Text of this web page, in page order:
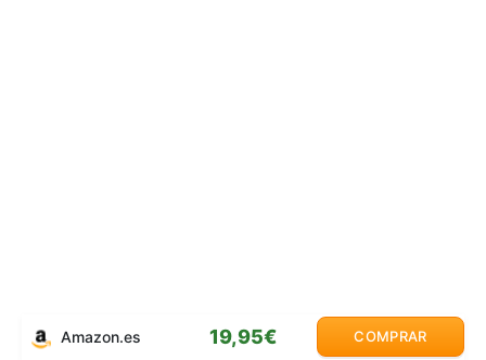
Amazon.es 19,95€ COMPRAR